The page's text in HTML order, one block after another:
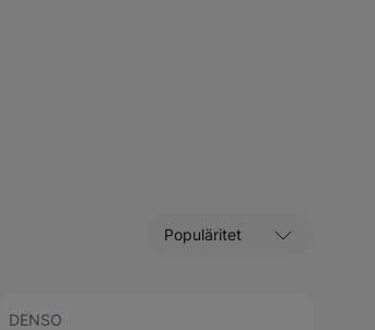
Sortera efter
DENSO